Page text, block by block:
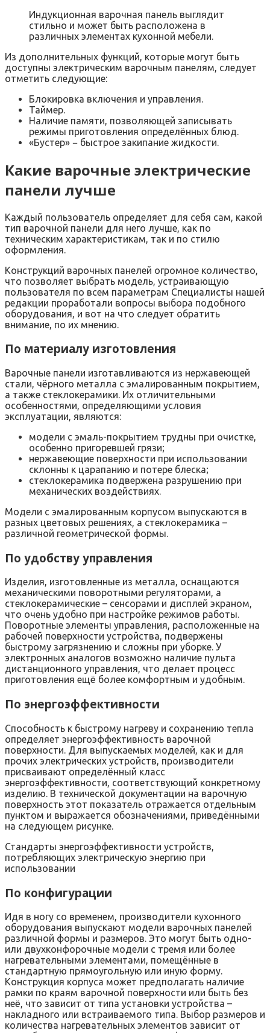
Индукционная варочная панель выглядит
стильно и может быть расположена в
различных элементах кухонной мебели.
Из дополнительных функций, которые могут быть
доступны электрическим варочным панелям, следует
отметить следующие:
Блокировка включения и управления.
Таймер.
Наличие памяти, позволяющей записывать
режимы приготовления определённых блюд.
«Бустер» − быстрое закипание жидкости.
Какие варочные электрические
панели лучше
Каждый пользователь определяет для себя сам, какой
тип варочной панели для него лучше, как по
техническим характеристикам, так и по стилю
оформления.
Конструкций варочных панелей огромное количество,
что позволяет выбрать модель, устраивающую
пользователя по всем параметрам Специалисты нашей
редакции проработали вопросы выбора подобного
оборудования, и вот на что следует обратить
внимание, по их мнению.
По материалу изготовления
Варочные панели изготавливаются из нержавеющей
стали, чёрного металла с эмалированным покрытием,
а также стеклокерамики. Их отличительными
особенностями, определяющими условия
эксплуатации, являются:
модели с эмаль-покрытием трудны при очистке,
особенно пригоревшей грязи;
нержавеющие поверхности при использовании
склонны к царапанию и потере блеска;
стеклокерамика подвержена разрушению при
механических воздействиях.
Модели с эмалированным корпусом выпускаются в
разных цветовых решениях, а стеклокерамика –
различной геометрической формы.
По удобству управления
Изделия, изготовленные из металла, оснащаются
механическими поворотными регуляторами, а
стеклокерамические – сенсорами и дисплей экраном,
что очень удобно при настройке режимов работы.
Поворотные элементы управления, расположенные на
рабочей поверхности устройства, подвержены
быстрому загрязнению и сложны при уборке. У
электронных аналогов возможно наличие пульта
дистанционного управления, что делает процесс
приготовления ещё более комфортным и удобным.
По энергоэффективности
Способность к быстрому нагреву и сохранению тепла
определяет энергоэффективность варочной
поверхности. Для выпускаемых моделей, как и для
прочих электрических устройств, производители
присваивают определённый класс
энергоэффективности, соответствующий конкретному
изделию. В технической документации на варочную
поверхность этот показатель отражается отдельным
пунктом и выражается обозначениями, приведёнными
на следующем рисунке.
Стандарты энергоэффективности устройств,
потребляющих электрическую энергию при
использовании
По конфигурации
Идя в ногу со временем, производители кухонного
оборудования выпускают модели варочных панелей
различной формы и размеров. Это могут быть одно-
или двухконфорочные модели с тремя или более
нагревательными элементами, помещённые в
стандартную прямоугольную или иную форму.
Конструкция корпуса может предполагать наличие
рамки по краям варочной поверхности или быть без
неё, что зависит от типа установки устройства –
накладного или встраиваемого типа. Выбор размеров и
количества нагревательных элементов зависит от